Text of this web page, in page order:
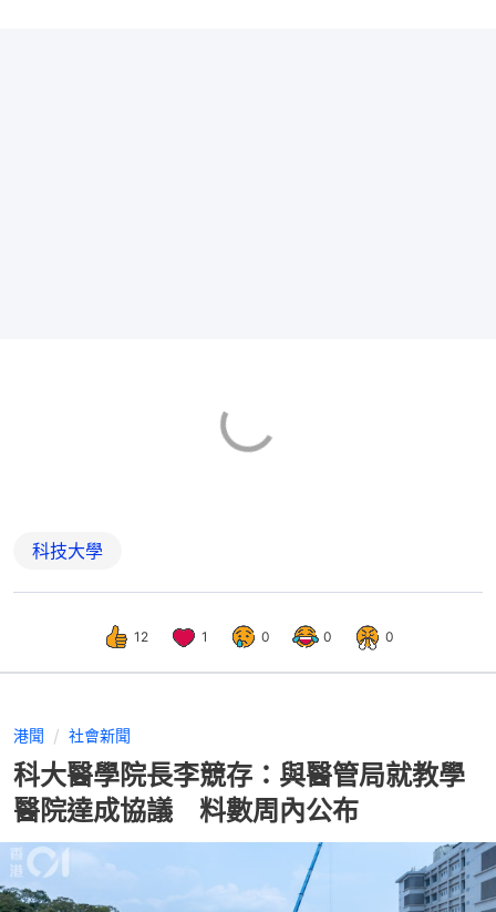
科技大學
12 1 0 0 0
港聞 社會新聞
科大醫學院長李競存：與醫管局就教學
醫院達成協議 料數周內公布